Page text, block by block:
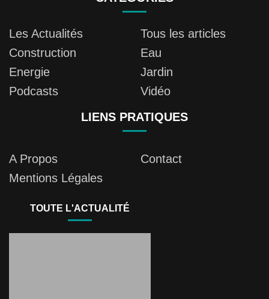
Les Actualités
Tous les articles
Construction
Eau
Energie
Jardin
Podcasts
Vidéo
LIENS PRATIQUES
A Propos
Contact
Mentions Légales
TOUTE L'ACTUALITÉ